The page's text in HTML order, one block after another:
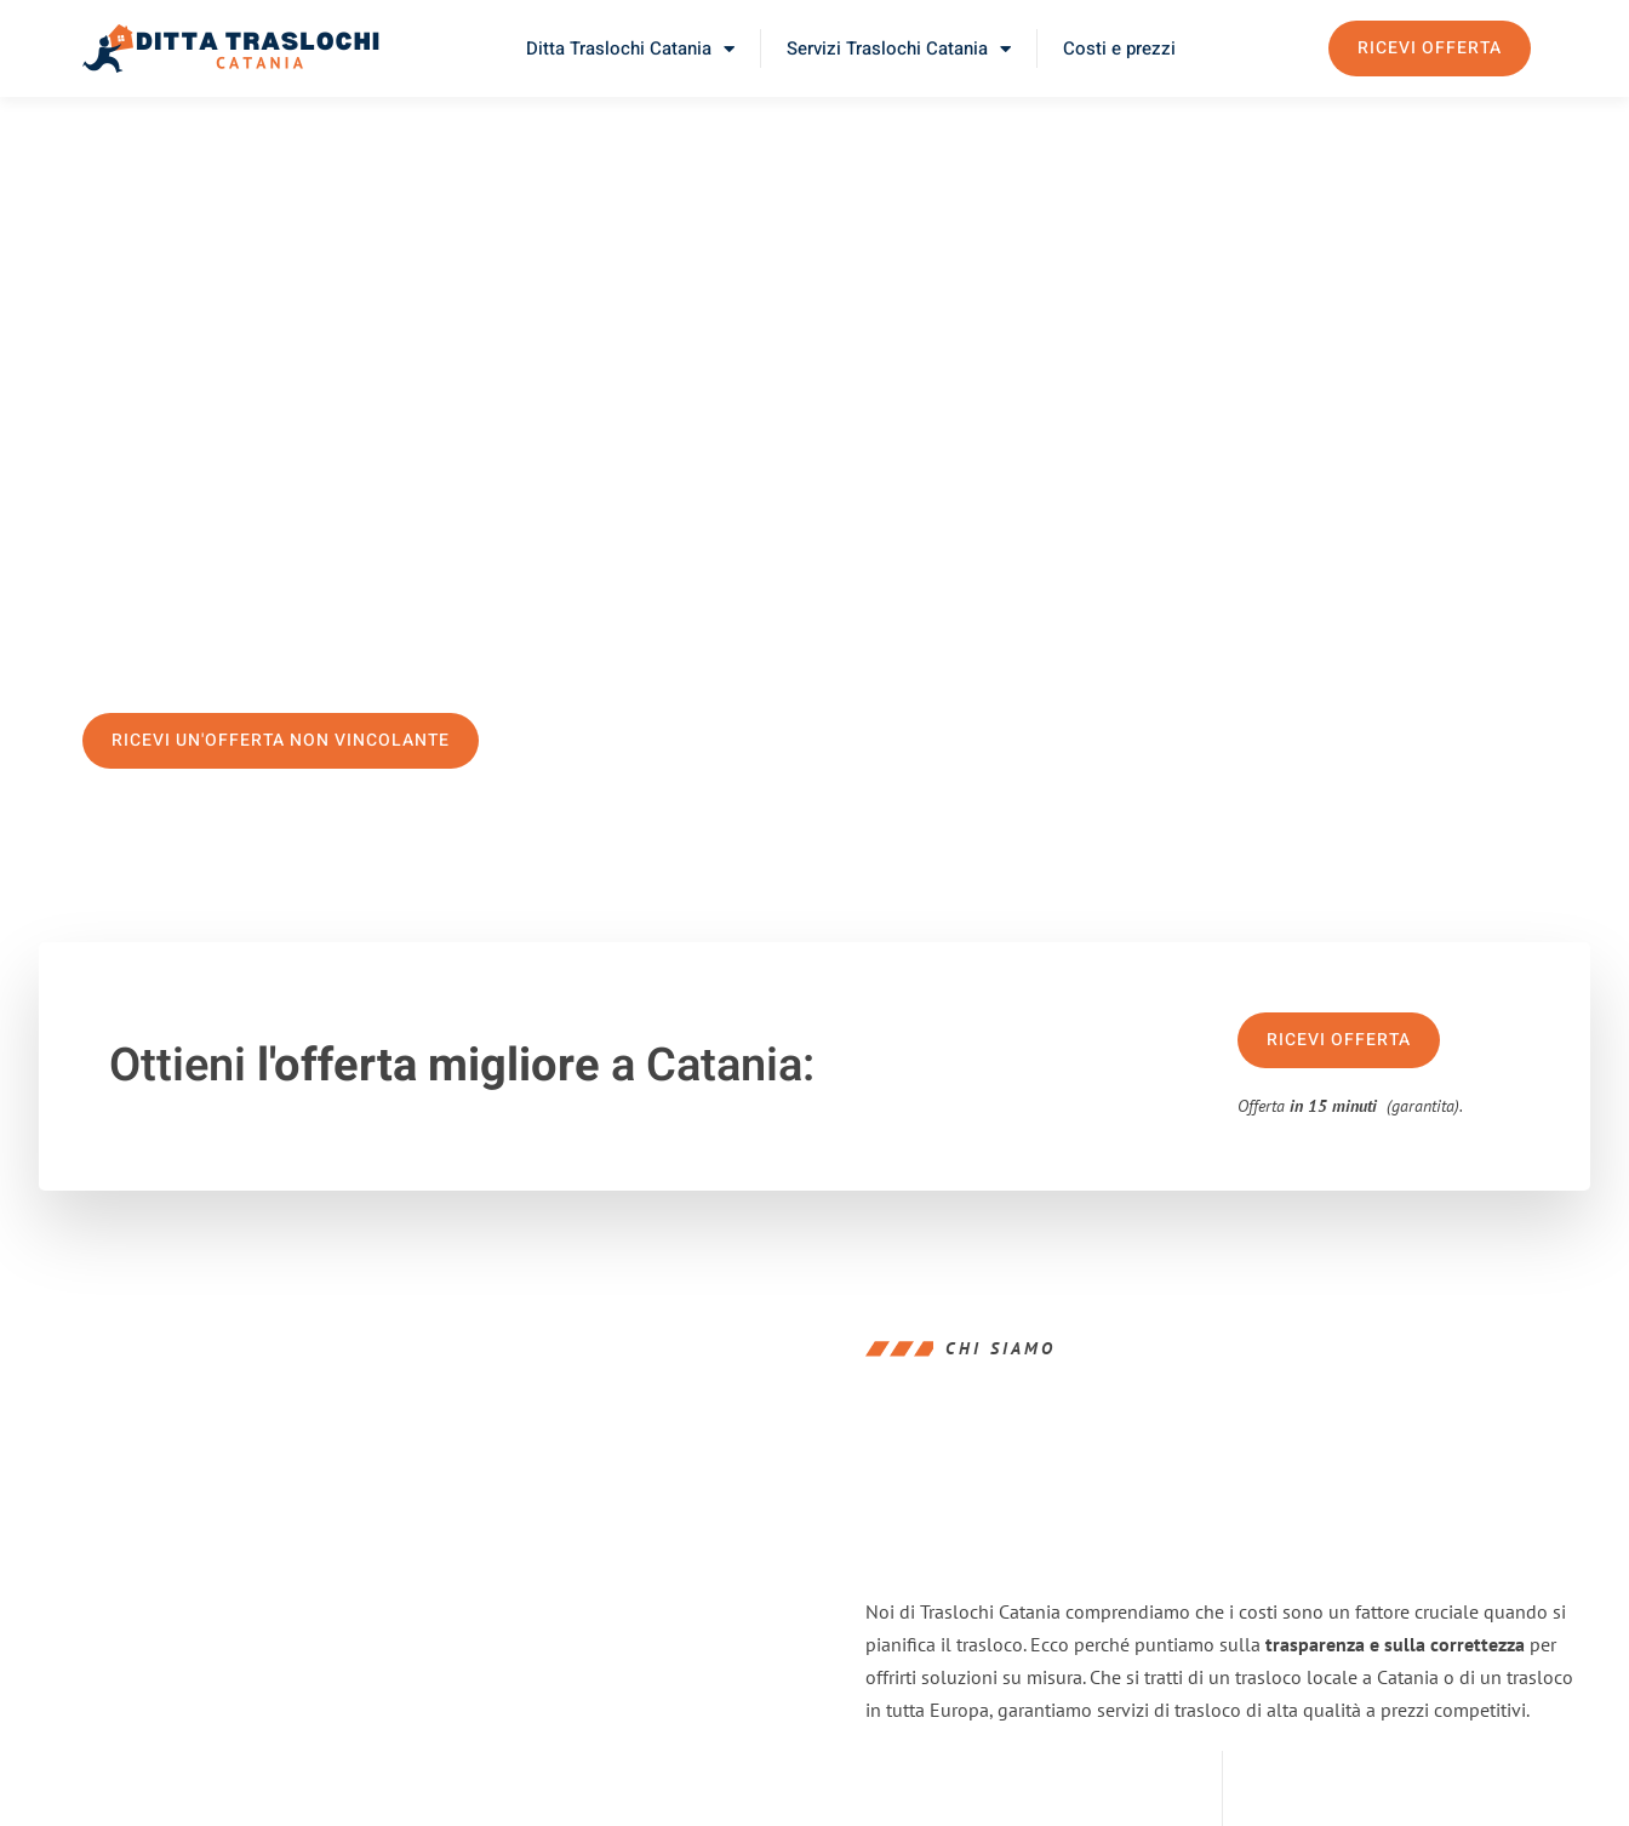
Ditta Traslochi Catania Servizi Traslochi Catania Costi e prezzi RICEVI OFFERTA
RICEVI UN'OFFERTA NON VINCOLANTE
Ottieni l'offerta migliorea Catania: RICEVI OFFERTA
Offertain 15 minuti (garantita).
CHI SIAMO
Noi di Traslochi Catania comprendiamo che i costi sono un fattore cruciale quando si
pianifica il trasloco. Ecco perché puntiamo sulla trasparenza e sulla correttezza per
offrirti soluzioni su misura. Che si tratti di un trasloco locale a Catania o di un trasloco
in tutta Europa, garantiamo servizi di trasloco di alta qualità a prezzi competitivi.